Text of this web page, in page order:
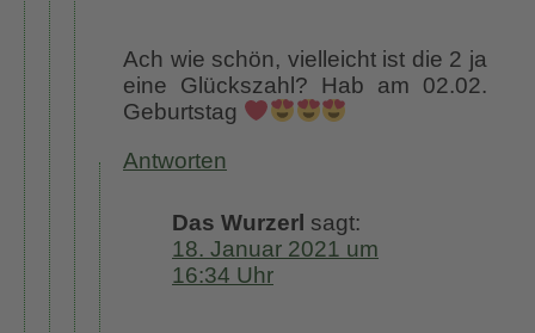
Ach wie schön, vielleicht ist die 2 ja
eine Glückszahl? Hab am 02.02.
Geburtstag
Antworten
Das Wurzerl sagt:
18. Januar 2021 um
16:34 Uhr